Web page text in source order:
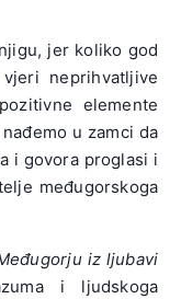
jer koliko god
neprihvatljive
elemente
u zamci da
i govora proglasi i
međugorskoga
iz ljubavi
i ljudskoga